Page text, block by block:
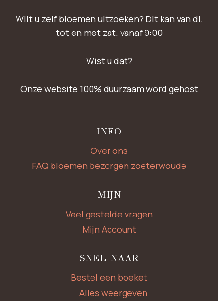
Wilt u zelf bloemen uitzoeken? Dit kan van di.
tot en met zat. vanaf 9:00
Wist u dat?
Onze website 100% duurzaam word gehost
INFO
Over ons
FAQ bloemen bezorgen zoeterwoude
MIJN
Veel gestelde vragen
Mijn Account
SNEL NAAR
Bestel een boeket
Alles weergeven